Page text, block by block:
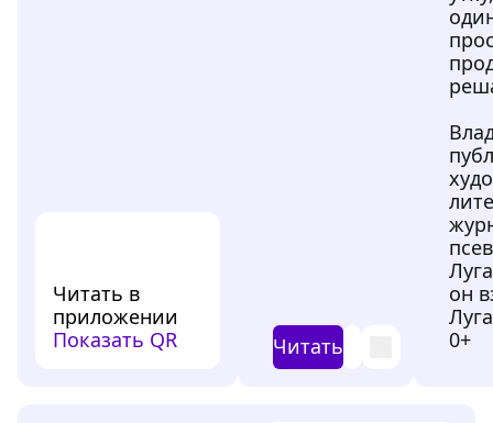
Читать в
приложении
Показать QR
Читать
он
0+